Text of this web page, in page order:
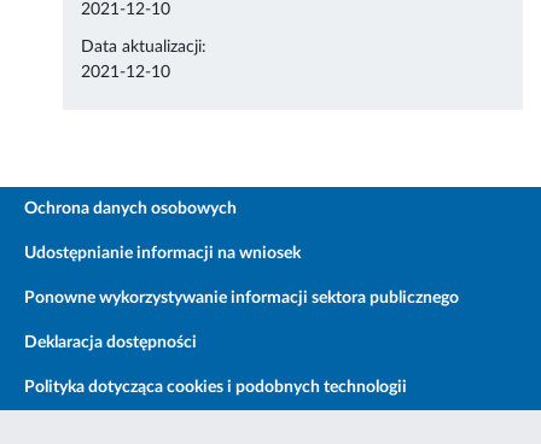
2021-12-10
Data aktualizacji:
2021-12-10
Ochrona danych osobowych
Udostępnianie informacji na wniosek
Ponowne wykorzystywanie informacji sektora publicznego
Deklaracja dostępności
Polityka dotycząca cookies i podobnych technologii